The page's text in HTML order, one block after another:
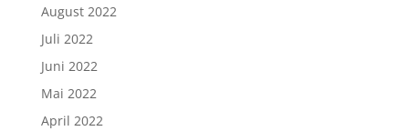
August 2022
Juli 2022
Juni 2022
Mai 2022
April 2022